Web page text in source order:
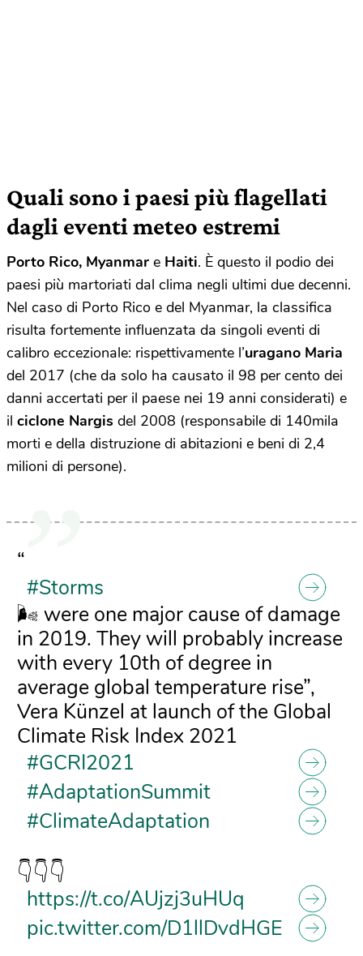
Quali sono i paesi più flagellati
dagli eventi meteo estremi
Porto Rico, Myanmar e Haiti. È questo il podio dei
paesi più martoriati dal clima negli ultimi due decenni.
Nel caso di Porto Rico e del Myanmar, la classifica
risulta fortemente influenzata da singoli eventi di
calibro eccezionale: rispettivamente l’uragano Maria
del 2017 (che da solo ha causato il 98 per cento dei
danni accertati per il paese nei 19 anni considerati) e
il ciclone Nargis del 2008 (responsabile di 140mila
morti e della distruzione di abitazioni e beni di 2,4
milioni di persone).
“
#Storms
🌬️ were one major cause of damage
in 2019. They will probably increase
with every 10th of degree in
average global temperature rise”,
Vera Künzel at launch of the Global
Climate Risk Index 2021
#GCRI2021
#AdaptationSummit
#ClimateAdaptation
👇👇👇
https://t.co/AUjzj3uHUq
pic.twitter.com/D1llDvdHGE